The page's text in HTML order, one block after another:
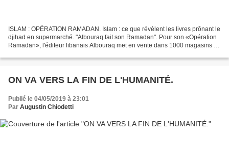
ISLAM : OPÉRATION RAMADAN. Islam : ce que révèlent les livres prônant le
djihad en supermarché. "Albouraq fait son Ramadan". Pour son «Opération
Ramadan», l'éditeur libanais Albouraq met en vente dans 1000 magasins de
ON VA VERS LA FIN DE L'HUMANITÉ.
Publié le 04/05/2019 à 23:01
Par Augustin Chiodetti